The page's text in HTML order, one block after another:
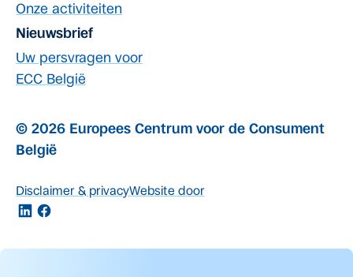
Onze activiteiten
Nieuwsbrief
Uw persvragen voor
ECC België
© 2026 Europees Centrum voor de Consument
België
Disclaimer & privacyWebsite door